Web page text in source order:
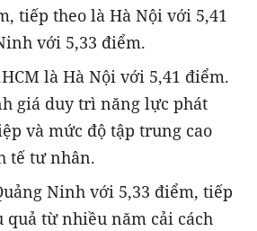
tiếp theo là Hà Nội với 5,41
với 5,33 điểm.
là Hà Nội với 5,41 điểm.
giá duy trì năng lực phát
và mức độ tập trung cao
tế tư nhân.
Ninh với 5,33 điểm, tiếp
quả từ nhiều năm cải cách